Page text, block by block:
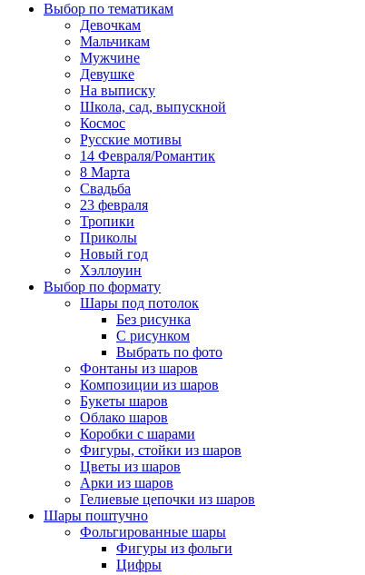
Выбор по тематикам
Девочкам
Мальчикам
Мужчине
Девушке
На выписку
Школа, сад, выпускной
Космос
Русские мотивы
14 Февраля/Романтик
8 Марта
Свадьба
23 февраля
Тропики
Приколы
Новый год
Хэллоуин
Выбор по формату
Шары под потолок
Без рисунка
С рисунком
Выбрать по фото
Фонтаны из шаров
Композиции из шаров
Букеты шаров
Облако шаров
Коробки с шарами
Фигуры, стойки из шаров
Цветы из шаров
Арки из шаров
Гелиевые цепочки из шаров
Шары поштучно
Фольгированные шары
Фигуры из фольги
Цифры